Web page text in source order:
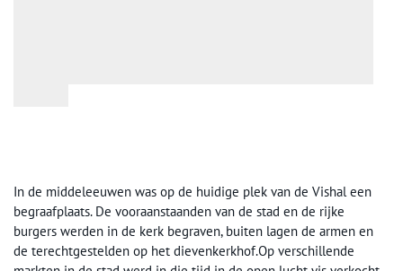
In de middeleeuwen was op de huidige plek van de Vishal een
begraafplaats. De vooraanstaanden van de stad en de rijke
burgers werden in de kerk begraven, buiten lagen de armen en
de terechtgestelden op het dievenkerkhof.Op verschillende